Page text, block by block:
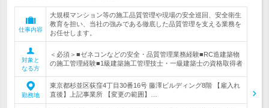
仕事内容
大規模マンション等の施工品質管理や現場の安全巡回、安全衛生
教育を担い、当社の強みである徹底した品質管理を支える業務を
お任せします。
対象と
なる方
＜必須＞■ゼネコンなどの安全・品質管理業務経験■RC造建築物
の施工管理経験■1級建築施工管理技士・一級建築士の資格取得者
勤務地
東京都杉並区荻窪4丁目30番16号 藤澤ビルディング8階 【雇入れ
直後】上記事業所 【変更の範囲】…